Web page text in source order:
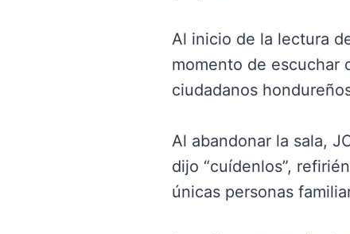
Al inicio de la lectura
momento de escuchar
ciudadanos
Al abandonar la sala,
dijo “cuídenlos”,
únicas personas